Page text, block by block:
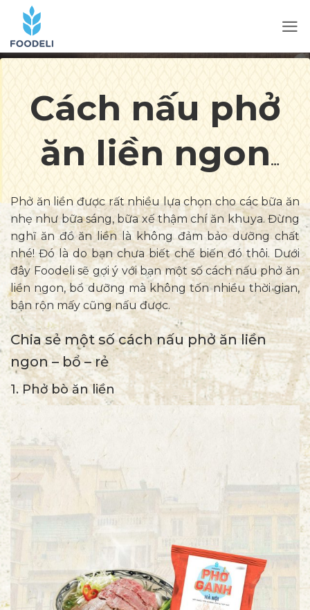
Cách nấu phở
ăn liền ngon
mà không tốn
thời gian
Phở ăn liền được rất nhiều lựa chọn cho các bữa ăn
nhẹ như bữa sáng, bữa xế thậm chí ăn khuya. Đừng
nghĩ ăn đồ ăn liền là không đảm bảo dưỡng chất
nhé! Đó là do bạn chưa biết chế biến đó thôi. Dưới
đây Foodeli sẽ gợi ý với bạn một số cách nấu phở ăn
liền ngon, bổ dưỡng mà không tốn nhiều thời gian,
bận rộn mấy cũng nấu được.
Chia sẻ một số cách nấu phở ăn liền
ngon – bổ – rẻ
1. Phở bò ăn liền